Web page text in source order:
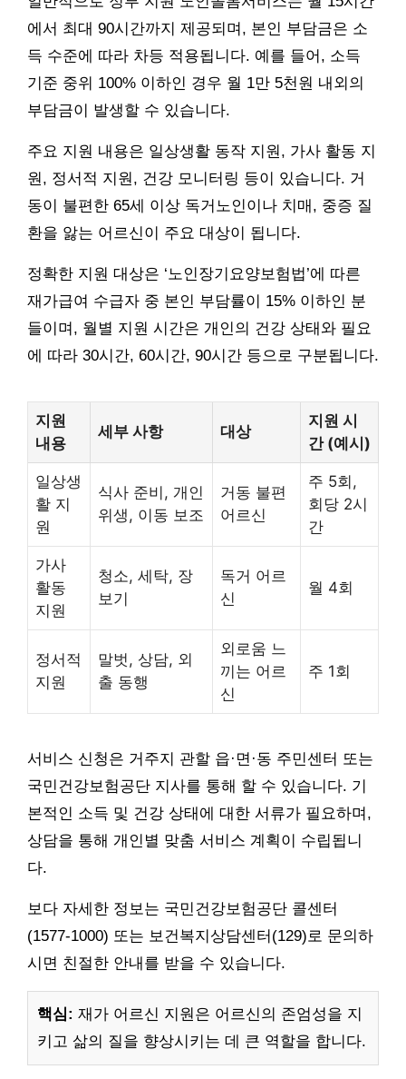
에서 최대 90시간까지 제공되며, 본인 부담금은 소
득 수준에 따라 차등 적용됩니다. 예를 들어, 소득
기준 중위 100% 이하인 경우 월 1만 5천원 내외의
부담금이 발생할 수 있습니다.
주요 지원 내용은 일상생활 동작 지원, 가사 활동 지
원, 정서적 지원, 건강 모니터링 등이 있습니다. 거
동이 불편한 65세 이상 독거노인이나 치매, 중증 질
환을 앓는 어르신이 주요 대상이 됩니다.
정확한 지원 대상은 ‘노인장기요양보험법’에 따른
재가급여 수급자 중 본인 부담률이 15% 이하인 분
들이며, 월별 지원 시간은 개인의 건강 상태와 필요
에 따라 30시간, 60시간, 90시간 등으로 구분됩니다.
지원
내용
세부 사항 대상
지원 시
간 (예시)
일상생
활 지
원
식사 준비, 개인
위생, 이동 보조
거동 불편
어르신
주 5회,
회당 2시
간
가사
활동
지원
청소, 세탁, 장
보기
독거 어르
신
월 4회
정서적
지원
말벗, 상담, 외
출 동행
외로움 느
끼는 어르
신
주 1회
서비스 신청은 거주지 관할 읍·면·동 주민센터 또는
국민건강보험공단 지사를 통해 할 수 있습니다. 기
본적인 소득 및 건강 상태에 대한 서류가 필요하며,
상담을 통해 개인별 맞춤 서비스 계획이 수립됩니
다.
보다 자세한 정보는 국민건강보험공단 콜센터
(1577-1000) 또는 보건복지상담센터(129)로 문의하
시면 친절한 안내를 받을 수 있습니다.
핵심: 재가 어르신 지원은 어르신의 존엄성을 지
키고 삶의 질을 향상시키는 데 큰 역할을 합니다.